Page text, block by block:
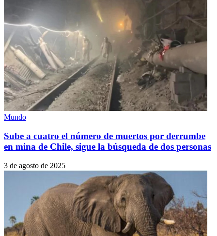
Mundo
Sube a cuatro el número de muertos por derrumbe
en mina de Chile, sigue la búsqueda de dos personas
3 de agosto de 2025